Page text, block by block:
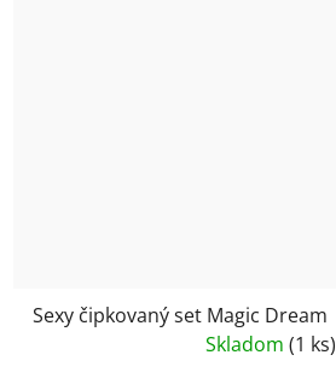
Sexy čipkovaný set Magic Dream
Skladom (1 ks)